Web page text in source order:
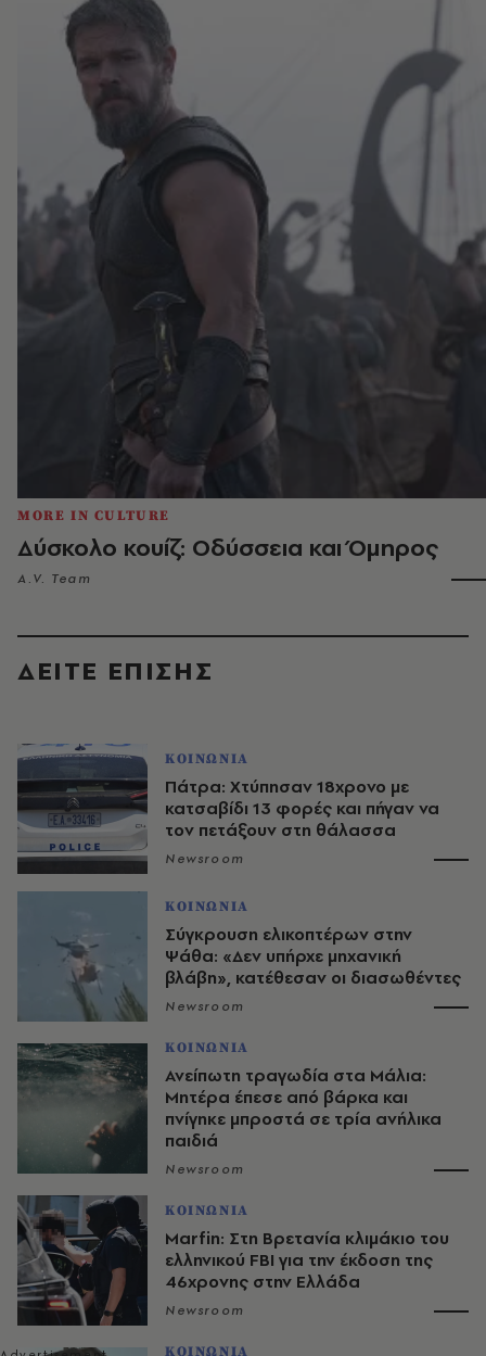
MORE IN CULTURE
Δύσκολο κουίζ: Οδύσσεια και Όμηρος
A.V. Team
ΔΕΙΤΕ ΕΠΙΣΗΣ
ΚΟΙΝΩΝΙΑ
Πάτρα: Χτύπησαν 18χρονο με
κατσαβίδι 13 φορές και πήγαν να
τον πετάξουν στη θάλασσα
Newsroom
ΚΟΙΝΩΝΙΑ
Σύγκρουση ελικοπτέρων στην
Ψάθα: «Δεν υπήρχε μηχανική
βλάβη», κατέθεσαν οι διασωθέντες
Newsroom
ΚΟΙΝΩΝΙΑ
Ανείπωτη τραγωδία στα Μάλια:
Μητέρα έπεσε από βάρκα και
πνίγηκε μπροστά σε τρία ανήλικα
παιδιά
Newsroom
ΚΟΙΝΩΝΙΑ
Marfin: Στη Βρετανία κλιμάκιο του
ελληνικού FBI για την έκδοση της
46χρονης στην Ελλάδα
Newsroom
ΚΟΙΝΩΝΙΑ